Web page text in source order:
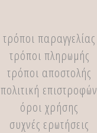
τρόποι παραγγελίας
τρόποι πληρωμής
τρόποι αποστολής
πολιτική επιστροφών
όροι χρήσης
συχνές ερωτήσεις